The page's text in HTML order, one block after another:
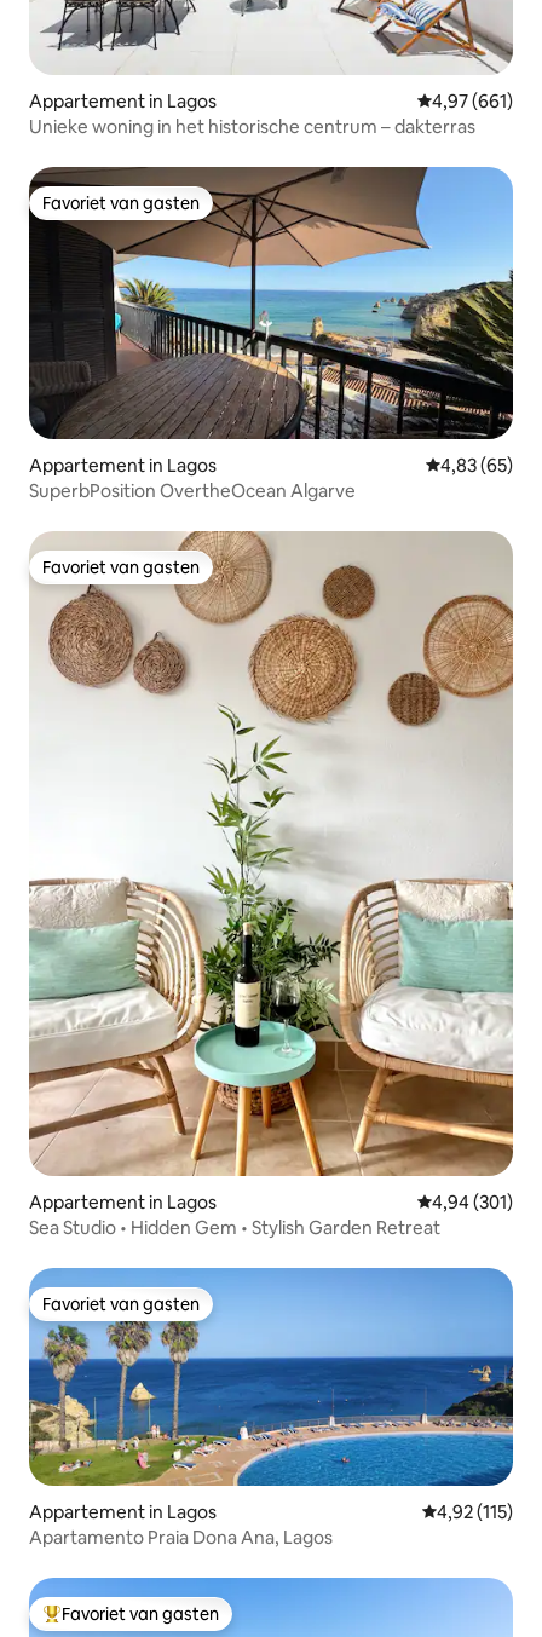
Appartement in Lagos Gemiddelde
4,97 (661)
Unieke woning in het historische centrum – dakterras
Favoriet van gasten
Favoriet van gasten
Appartement in Lagos Gemiddelde
4,83 (65)
SuperbPosition OvertheOcean Algarve
Favoriet van gasten
Favoriet van gasten
Appartement in Lagos Gemiddelde
4,94 (301)
Sea Studio • Hidden Gem • Stylish Garden Retreat
Favoriet van gasten
Favoriet van gasten
Appartement in Lagos Gemiddelde
4,92 (115)
Apartamento Praia Dona Ana, Lagos
Topfavoriet van gasten
Favoriet van gasten